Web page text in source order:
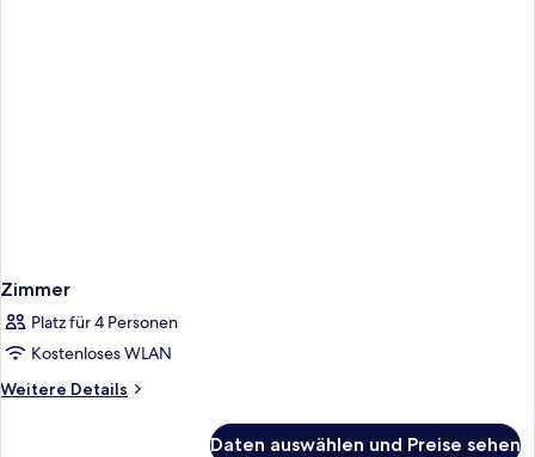
Zimmer
Platz für 4 Personen
Kostenloses WLAN
Weitere Details
Weitere
Daten auswählen und Preise sehen